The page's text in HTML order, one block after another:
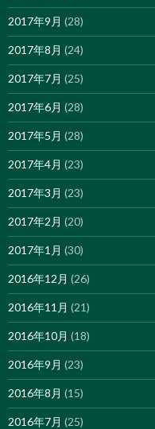
2017年9月 (28)
2017年8月 (24)
2017年7月 (25)
2017年6月 (28)
2017年5月 (28)
2017年4月 (23)
2017年3月 (23)
2017年2月 (20)
2017年1月 (30)
2016年12月 (26)
2016年11月 (21)
2016年10月 (18)
2016年9月 (23)
2016年8月 (15)
2016年7月 (25)